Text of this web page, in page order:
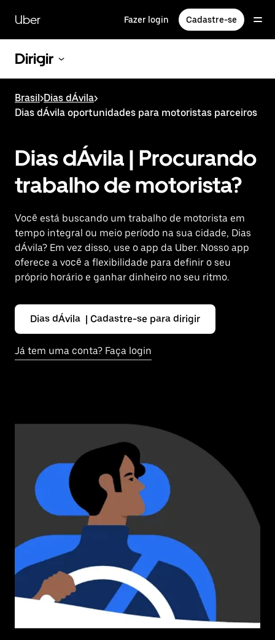
para
conteúdo
Uber Fazer login Cadastre-se
Dirigir
Brasil>Dias dÁvila>
Dias dÁvila oportunidades para motoristas parceiros
Dias dÁvila | Procurando
trabalho de motorista?
Você está buscando um trabalho de motorista em
tempo integral ou meio período na sua cidade, Dias
dÁvila? Em vez disso, use o app da Uber. Nosso app
oferece a você a flexibilidade para definir o seu
próprio horário e ganhar dinheiro no seu ritmo.
Dias dÁvila | Cadastre-se para dirigir
Já tem uma conta? Faça login